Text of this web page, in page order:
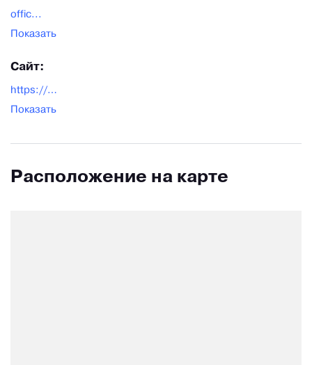
offic...
Показать
Сайт:
https://centek.ru/
Показать
Расположение на карте